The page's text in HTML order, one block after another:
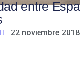
entre
22 noviembre 2018